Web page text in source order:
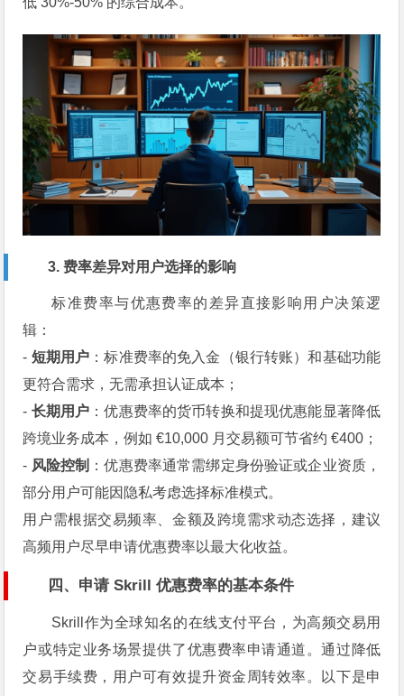
3. 费率差异对用户选择的影响
标准费率与优惠费率的差异直接影响用户决策逻
辑：
- 短期用户 ：标准费率的免入金（银行转账）和基础功能
更符合需求，无需承担认证成本；
- 长期用户 ：优惠费率的货币转换和提现优惠能显著降低
跨境业务成本，例如 €10,000 月交易额可节省约 €400；
- 风险控制 ：优惠费率通常需绑定身份验证或企业资质，
部分用户可能因隐私考虑选择标准模式。
用户需根据交易频率、金额及跨境需求动态选择，建议
高频用户尽早申请优惠费率以最大化收益。
四、申请 Skrill 优惠费率的基本条件
Skrill作为全球知名的在线支付平台，为高频交易用
户或特定业务场景提供了优惠费率申请通道。通过降低
交易手续费，用户可有效提升资金周转效率。以下是申